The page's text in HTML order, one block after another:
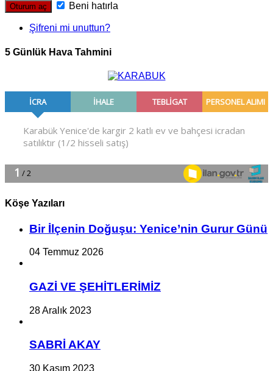
Beni hatırla
Şifreni mi unuttun?
5 Günlük Hava Tahmini
Köşe Yazıları
Bir İlçe­nin Do­ğu­şu: Ye­ni­ce’nin Gurur Günü
04 Temmuz 2026
GAZİ VE ŞEHİTLERİMİZ
28 Aralık 2023
SABRİ AKAY
30 Kasım 2023